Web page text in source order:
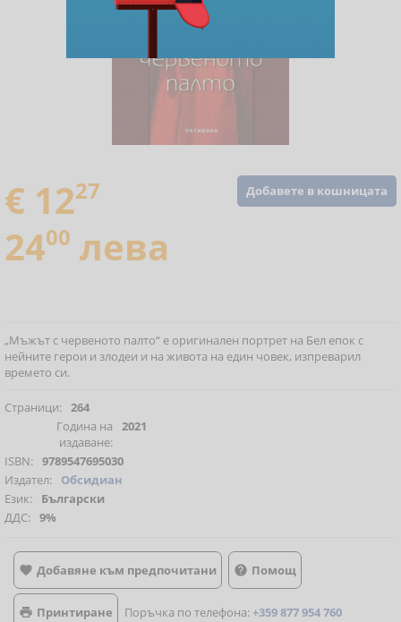
Добавете в кошницата
€ 1227
2400 лева
„Мъжът с червеното палто“ е оригинален портрет на Бел епок с
нейните герои и злодеи и на живота на един човек, изпреварил
времето си.
Страници: 264
Година на
издаване:
2021
ISBN: 9789547695030
Издател:
Обсидиан
Език:
Български
ДДС: 9%
 Добавяне към предпочитани  Помощ
 Принтиране Поръчка по телефона:+359 877 954 760